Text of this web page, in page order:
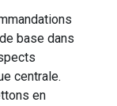
base dans
centrale.
en